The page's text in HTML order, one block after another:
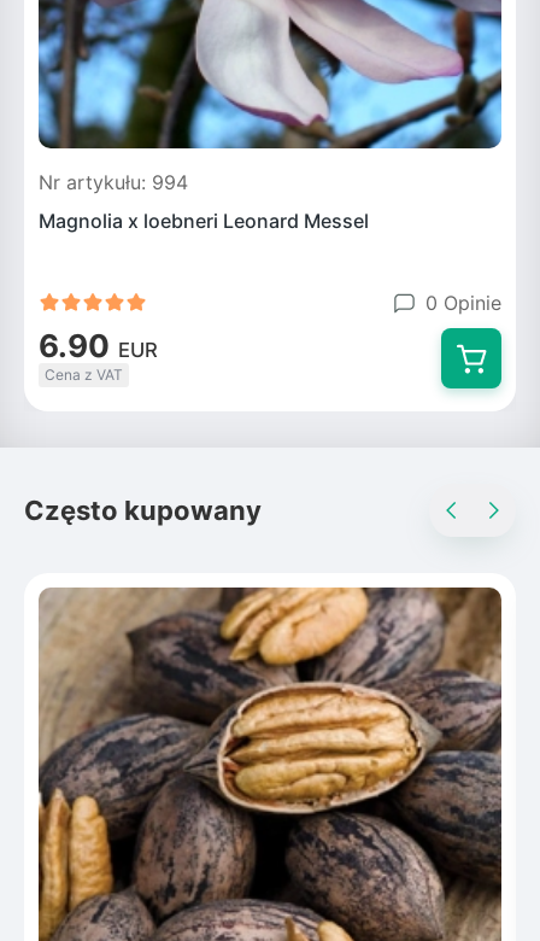
Nr artykułu: 994
Magnolia x loebneri Leonard Messel
0 Opinie
6.90 EUR
Cena z VAT
Często kupowany